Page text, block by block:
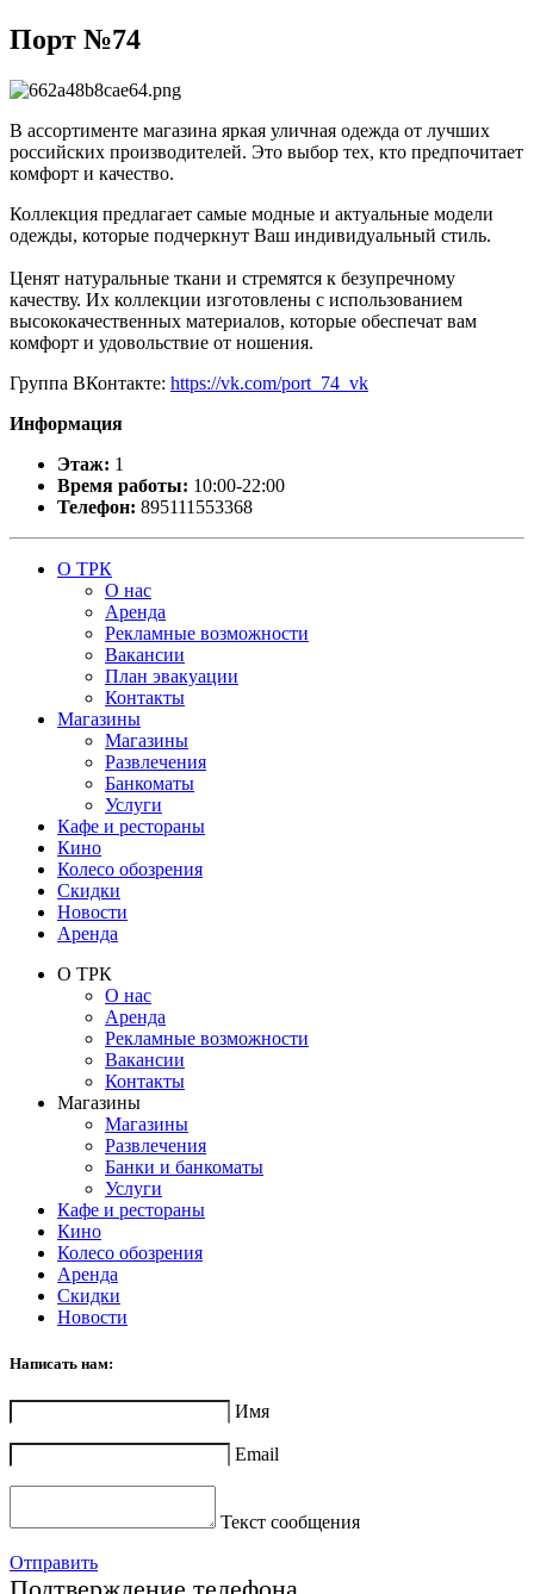
Порт №74
В ассортименте магазина яркая уличная одежда от лучших
российских производителей. Это выбор тех, кто предпочитает
комфорт и качество.
Коллекция предлагает самые модные и актуальные модели
одежды, которые подчеркнут Ваш индивидуальный стиль.
Ценят натуральные ткани и стремятся к безупречному
качеству. Их коллекции изготовлены с использованием
высококачественных материалов, которые обеспечат вам
комфорт и удовольствие от ношения.
Группа ВКонтакте: https://vk.com/port_74_vk
Информация
Этаж: 1
Время работы: 10:00-22:00
Телефон: 895111553368
О ТРК
О нас
Аренда
Рекламные возможности
Вакансии
План эвакуации
Контакты
Магазины
Магазины
Развлечения
Банкоматы
Услуги
Кафе и рестораны
Кино
Колесо обозрения
Скидки
Новости
Аренда
О ТРК
О нас
Аренда
Рекламные возможности
Вакансии
Контакты
Магазины
Магазины
Развлечения
Банки и банкоматы
Услуги
Кафе и рестораны
Кино
Колесо обозрения
Аренда
Скидки
Новости
Написать нам:
Имя
Email
Текст сообщения
Отправить